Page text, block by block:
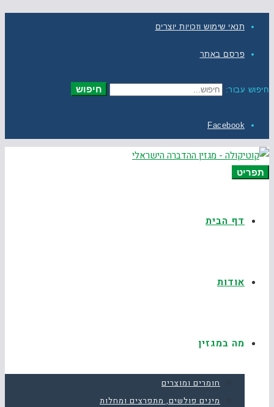
תנאי שימוש וזכויות יוצרים
פרסם באתר
חיפוש עבור: חיפוש
Facebook
תפריט
דף הבית
אודות
מה במגזין
חומרים ומוצרים
מינים פולשים, מתפרצים ומחלות